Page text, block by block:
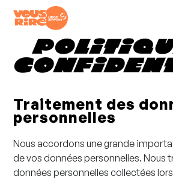
Traitement des
personnelles
Nous accordons une grande
de vos données personnelles. Nous
données personnelles collectées lors